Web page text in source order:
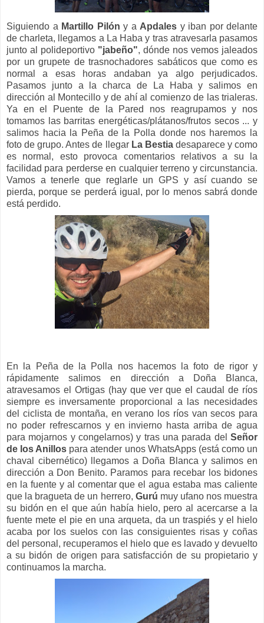
Siguiendo a Martillo Pilón y a Apdales y iban por delante
de charleta, llegamos a La Haba y tras atravesarla pasamos
junto al polideportivo "jabeño", dónde nos vemos jaleados
por un grupete de trasnochadores sabáticos que como es
normal a esas horas andaban ya algo perjudicados.
Pasamos junto a la charca de La Haba y salimos en
dirección al Montecillo y de ahí al comienzo de las trialeras.
Ya en el Puente de la Pared nos reagrupamos y nos
tomamos las barritas energéticas/plátanos/frutos secos ... y
salimos hacia la Peña de la Polla donde nos haremos la
foto de grupo. Antes de llegar La Bestiadesaparece y como
es normal, esto provoca comentarios relativos a su la
facilidad para perderse en cualquier terreno y circunstancia.
Vamos a tenerle que reglarle un GPS y así cuando se
pierda, porque se perderá igual, por lo menos sabrá donde
está perdido.
En la Peña de la Polla nos hacemos la foto de rigor y
rápidamente salimos en dirección a Doña Blanca,
atravesamos el Ortigas (hay que ver que el caudal de ríos
siempre es inversamente proporcional a las necesidades
del ciclista de montaña, en verano los ríos van secos para
no poder refrescarnos y en invierno hasta arriba de agua
para mojarnos y congelarnos) y tras una parada del Señor
de los Anillos para atender unos WhatsApps (está como un
chaval cibernético) llegamos a Doña Blanca y salimos en
dirección a Don Benito. Paramos para recebar los bidones
en la fuente y al comentar que el agua estaba mas caliente
que la bragueta de un herrero, Gurú muy ufano nos muestra
su bidón en el que aún había hielo, pero al acercarse a la
fuente mete el pie en una arqueta, da un traspiés y el hielo
acaba por los suelos con las consiguientes risas y coñas
del personal, recuperamos el hielo que es lavado y devuelto
a su bidón de origen para satisfacción de su propietario y
continuamos la marcha.